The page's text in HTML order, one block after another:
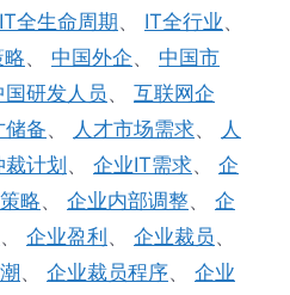
IT全生命周期、 IT全行业、
、 中国外企、 中国市
国研发人员 、 互联网企
储备、 人才市场需求、
人
裁计划 、 企业IT需求、 企
略、 企业内部调整、 企
、 企业盈利 、 企业裁员 、
、 企业裁员程序、 企业